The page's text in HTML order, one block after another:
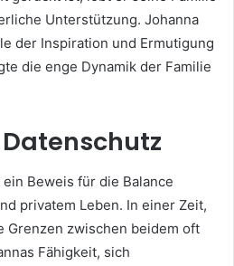
Unterstützung. Johanna
der Inspiration und Ermutigung
die enge Dynamik der Familie
Beweis für die Balance
privatem Leben. In einer Zeit,
Grenzen zwischen beidem oft
Fähigkeit, sich